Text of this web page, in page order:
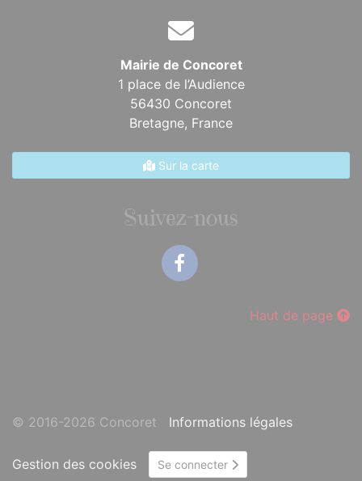
Mairie de Concoret
1 place de l’Audience
56430 Concoret
Bretagne, France
Sur la carte
Suivez-nous
Haut de page
© 2016-2026 Concoret Informations légales
Gestion des cookies Se connecter